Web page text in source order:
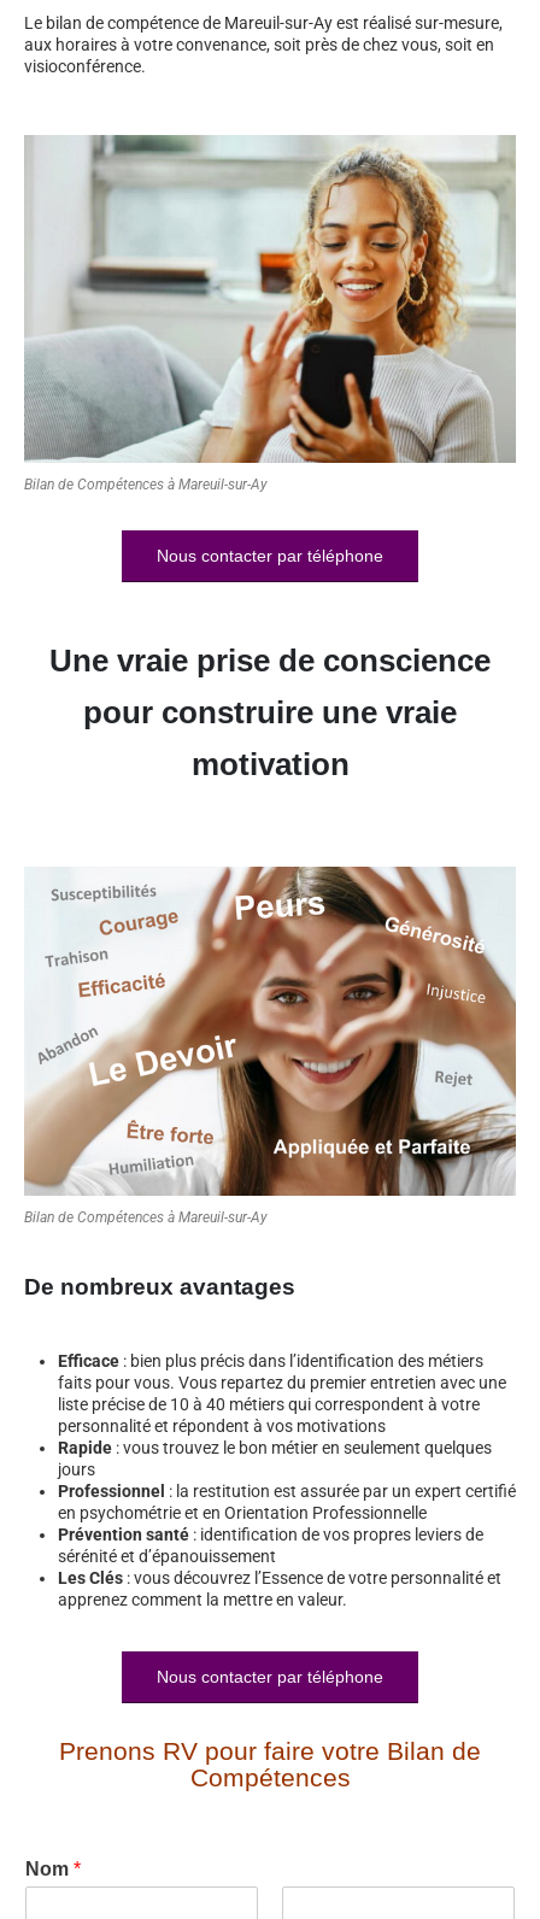
Le bilan de compétence de Mareuil-sur-Ay est réalisé sur-mesure,
aux horaires à votre convenance, soit près de chez vous, soit en
visioconférence.
Bilan de Compétences à Mareuil-sur-Ay
Nous contacter par téléphone
Une vraie prise de conscience
pour construire une vraie
motivation
Bilan de Compétences à Mareuil-sur-Ay
De nombreux avantages
Efficace : bien plus précis dans l’identification des métiers
faits pour vous. Vous repartez du premier entretien avec une
liste précise de 10 à 40 métiers qui correspondent à votre
personnalité et répondent à vos motivations
Rapide : vous trouvez le bon métier en seulement quelques
jours
Professionnel : la restitution est assurée par un expert certifié
en psychométrie et en Orientation Professionnelle
Prévention santé : identification de vos propres leviers de
sérénité et d’épanouissement
Les Clés : vous découvrez l’Essence de votre personnalité et
apprenez comment la mettre en valeur.
Nous contacter par téléphone
Prenons RV pour faire votre Bilan de
Compétences
Nom *